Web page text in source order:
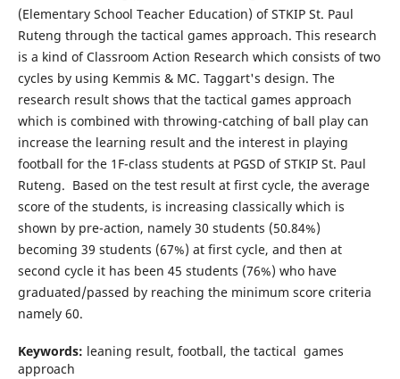
(Elementary School Teacher Education) of STKIP St. Paul
Ruteng through the tactical games approach. This research
is a kind of Classroom Action Research which consists of two
cycles by using Kemmis & MC. Taggart's design. The
research result shows that the tactical games approach
which is combined with throwing-catching of ball play can
increase the learning result and the interest in playing
football for the 1F-class students at PGSD of STKIP St. Paul
Ruteng. Based on the test result at first cycle, the average
score of the students, is increasing classically which is
shown by pre-action, namely 30 students (50.84%)
becoming 39 students (67%) at first cycle, and then at
second cycle it has been 45 students (76%) who have
graduated/passed by reaching the minimum score criteria
namely 60.
Keywords: leaning result, football, the tactical games
approach